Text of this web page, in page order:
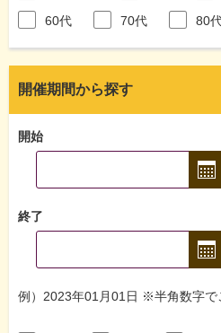
60代
70代 80
開催期間から探す
開始
終了
例）2023年01月01日 ※半角数字で